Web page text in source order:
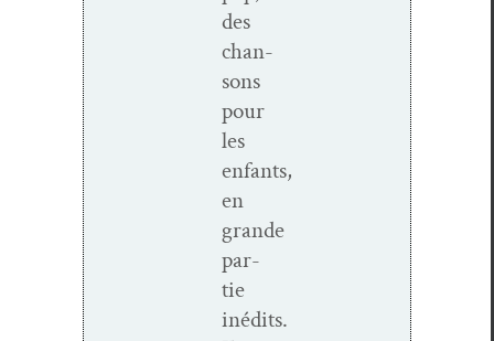
des
chan­
sons
pour
les
enfants,
en
grande
par­
tie
inédits.